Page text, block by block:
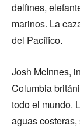
delfines,
marinos. La
del Pacífico.
Josh McInnes,
Columbia
todo el mundo.
aguas